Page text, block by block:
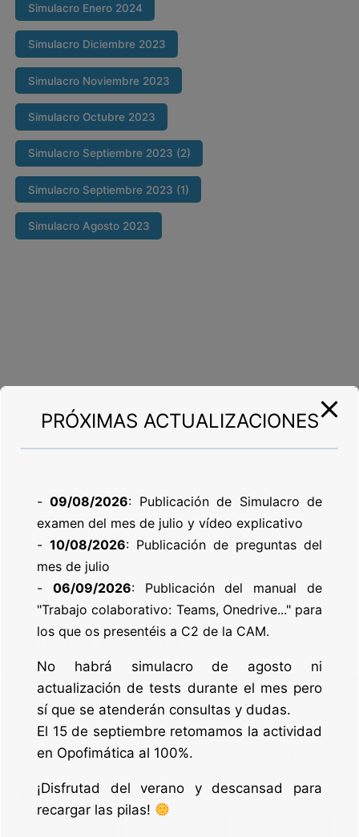
Valoramos tu privacidad
Utilizamos cookies para mejorar tu experiencia de
navegación, ofrecer anuncios o contenido personalizado y
aceptas nuestro uso de cookies.
Simulacro Enero 2024
Simulacro Diciembre 2023
Simulacro Noviembre 2023
Simulacro Octubre 2023
Simulacro Septiembre 2023 (2)
Simulacro Septiembre 2023 (1)
Simulacro Agosto 2023
POLÍTICA DE COOKIES
AVISO LEGAL Y CONDICIONES DE USO
© 2026 Opofimatica
PRÓXIMAS ACTUALIZACIONES
-09/08/2026: Publicación de Simulacro de
examen del mes de julio y vídeo explicativo
- 10/08/2026: Publicación de preguntas del
mes de julio
- 06/09/2026: Publicación del manual de
"Trabajo colaborativo: Teams, Onedrive..." para
los que os presentéis a C2 de la CAM.
No habrá simulacro de agosto ni
actualización de tests durante el mes pero
sí que se atenderán consultas y dudas.
El 15 de septiembre retomamos la actividad
en Opofimática al 100%.
¡Disfrutad del verano y descansad para
recargar las pilas!